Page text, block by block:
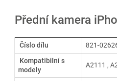
Přední kamera
Číslo dílu
821-
Kompatibilní s
modely
A2111 ,